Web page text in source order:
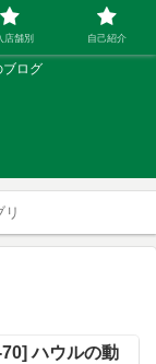
ログ
リ
ハウルの動
店舗別 自己紹介